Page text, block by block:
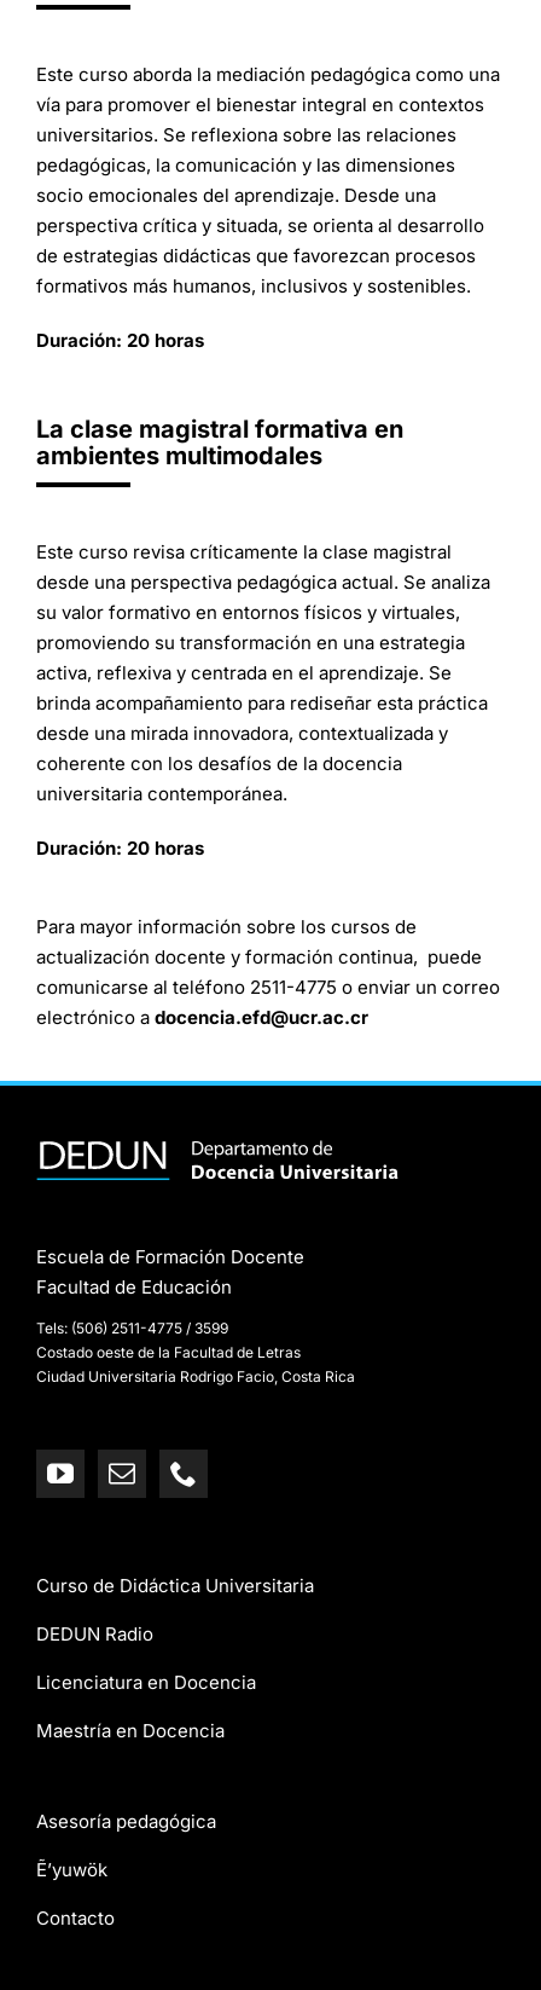
Este curso aborda la mediación pedagógica como una
vía para promover el bienestar integral en contextos
universitarios. Se reflexiona sobre las relaciones
pedagógicas, la comunicación y las dimensiones
socio emocionales del aprendizaje. Desde una
perspectiva crítica y situada, se orienta al desarrollo
de estrategias didácticas que favorezcan procesos
formativos más humanos, inclusivos y sostenibles.
Duración: 20 horas
La clase magistral formativa en
ambientes multimodales
Este curso revisa críticamente la clase magistral
desde una perspectiva pedagógica actual. Se analiza
su valor formativo en entornos físicos y virtuales,
promoviendo su transformación en una estrategia
activa, reflexiva y centrada en el aprendizaje. Se
brinda acompañamiento para rediseñar esta práctica
desde una mirada innovadora, contextualizada y
coherente con los desafíos de la docencia
universitaria contemporánea.
Duración: 20 horas
Para mayor información sobre los cursos de
actualización docente y formación continua, puede
comunicarse al teléfono 2511-4775 o enviar un correo
electrónico a docencia.efd@ucr.ac.cr
Escuela de Formación Docente
Facultad de Educación
Tels: (506) 2511-4775 / 3599
Costado oeste de la Facultad de Letras
Ciudad Universitaria Rodrigo Facio, Costa Rica
Curso de Didáctica Universitaria
DEDUN Radio
Licenciatura en Docencia
Maestría en Docencia
Asesoría pedagógica
Ẽ’yuwök
Contacto